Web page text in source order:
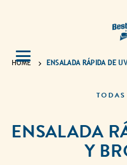
HOME ENSALADA RÁPIDA DE
TODAS
ENSALADA
Y